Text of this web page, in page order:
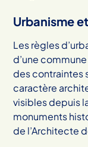
Urbanisme
Les règles
d’une
des contraintes
caractère
visibles depuis
monuments
de l’Architecte